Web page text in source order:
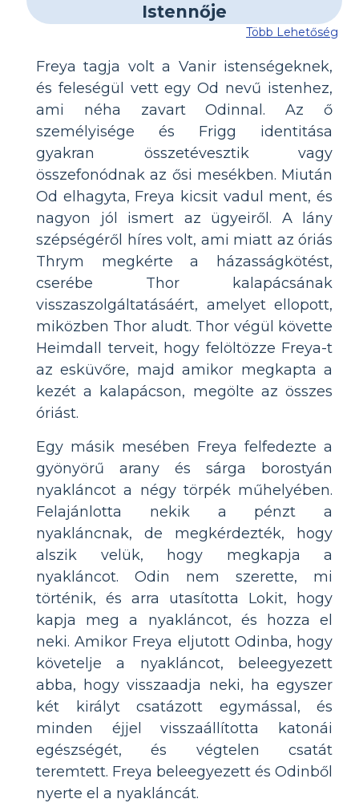
Több Lehetőség
Freya tagja volt a Vanir istenségeknek,
és feleségül vett egy Od nevű istenhez,
ami néha zavart Odinnal. Az ő
személyisége és Frigg identitása
gyakran összetévesztik vagy
összefonódnak az ősi mesékben. Miután
Od elhagyta, Freya kicsit vadul ment, és
nagyon jól ismert az ügyeiről. A lány
szépségéről híres volt, ami miatt az óriás
Thrym megkérte a házasságkötést,
cserébe Thor kalapácsának
visszaszolgáltatásáért, amelyet ellopott,
miközben Thor aludt. Thor végül követte
Heimdall terveit, hogy felöltözze Freya-t
az esküvőre, majd amikor megkapta a
kezét a kalapácson, megölte az összes
óriást.
Egy másik mesében Freya felfedezte a
gyönyörű arany és sárga borostyán
nyakláncot a négy törpék műhelyében.
Felajánlotta nekik a pénzt a
nyakláncnak, de megkérdezték, hogy
alszik velük, hogy megkapja a
nyakláncot. Odin nem szerette, mi
történik, és arra utasította Lokit, hogy
kapja meg a nyakláncot, és hozza el
neki. Amikor Freya eljutott Odinba, hogy
követelje a nyakláncot, beleegyezett
abba, hogy visszaadja neki, ha egyszer
két királyt csatázott egymással, és
minden éjjel visszaállította katonái
egészségét, és végtelen csatát
teremtett. Freya beleegyezett és Odinből
nyerte el a nyakláncát.